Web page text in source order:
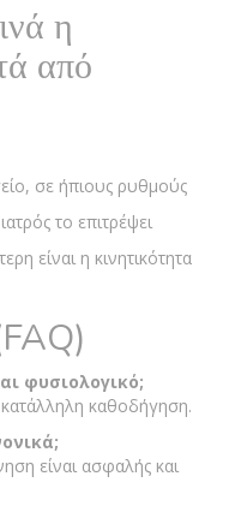
η
από
σε ήπιους ρυθμούς
το επιτρέψει
είναι η κινητικότητα
φυσιολογικό;
καθοδήγηση.
είναι ασφαλής και